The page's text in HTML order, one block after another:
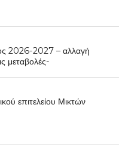
2026-2027 – αλλαγή
μεταβολές-
επιτελείου Μικτών